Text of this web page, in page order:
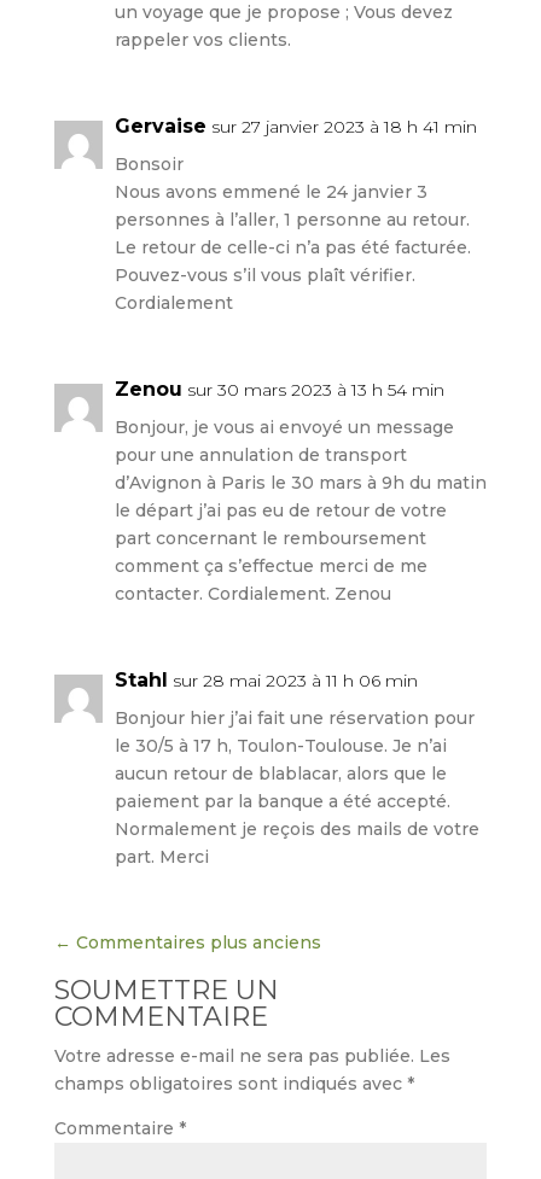
un voyage que je propose ; Vous devez
rappeler vos clients.
Gervaise sur 27 janvier 2023 à 18 h 41 min
Bonsoir
Nous avons emmené le 24 janvier 3
personnes à l’aller, 1 personne au retour.
Le retour de celle-ci n’a pas été facturée.
Pouvez-vous s’il vous plaît vérifier.
Cordialement
Zenou sur 30 mars 2023 à 13 h 54 min
Bonjour, je vous ai envoyé un message
pour une annulation de transport
d’Avignon à Paris le 30 mars à 9h du matin
le départ j’ai pas eu de retour de votre
part concernant le remboursement
comment ça s’effectue merci de me
contacter. Cordialement. Zenou
Stahl
sur 28 mai 2023 à 11 h 06 min
Bonjour hier j’ai fait une réservation pour
le 30/5 à 17 h, Toulon-Toulouse. Je n’ai
aucun retour de blablacar, alors que le
paiement par la banque a été accepté.
Normalement je reçois des mails de votre
part. Merci
← Commentaires plus anciens
SOUMETTRE UN
COMMENTAIRE
Votre adresse e-mail ne sera pas publiée. Les
champs obligatoires sont indiqués avec *
Commentaire *